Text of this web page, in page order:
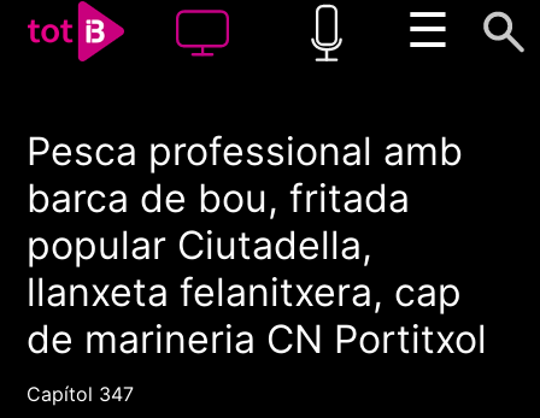
☰
00:00 00:00
1x
Pesca professional amb
barca de bou, fritada
popular Ciutadella,
llanxeta felanitxera, cap
de marineria CN Portitxol
Capítol 347